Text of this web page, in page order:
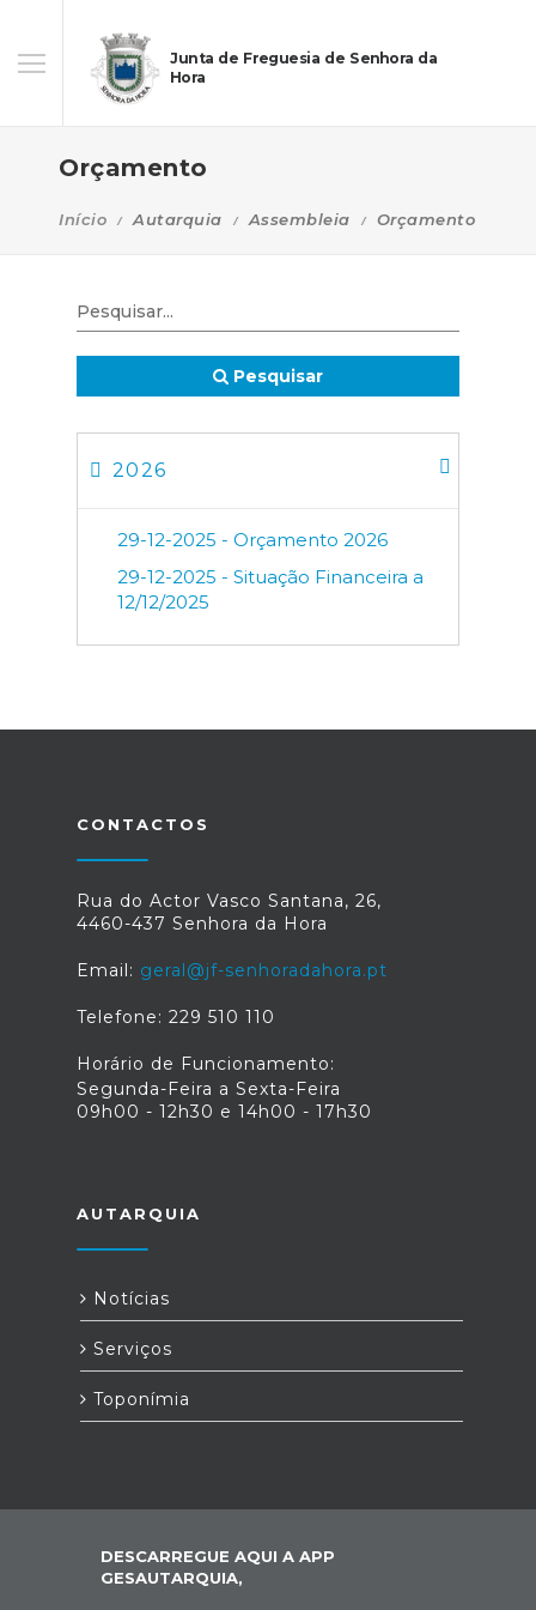
Junta de Freguesia de Senhora da
Hora
Orçamento
Início Autarquia Assembleia Orçamento
Pesquisar
2026
29-12-2025 - Orçamento 2026
29-12-2025 - Situação Financeira a
12/12/2025
CONTACTOS
Rua do Actor Vasco Santana, 26,
4460-437 Senhora da Hora
Email: geral@jf-senhoradahora.pt
Telefone: 229 510 110
Horário de Funcionamento:
Segunda-Feira a Sexta-Feira
09h00 - 12h30 e 14h00 - 17h30
AUTARQUIA
Notícias
Serviços
Toponímia
DESCARREGUE AQUI A APP
GESAUTARQUIA,